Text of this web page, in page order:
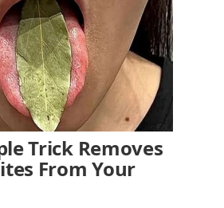
Trick Removes
From Your